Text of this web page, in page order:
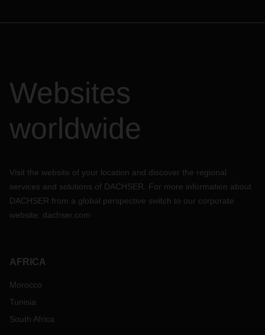
Websites
worldwide
Visit the website of your location and discover the regional
services and solutions of DACHSER. For more information about
DACHSER from a global perspective switch to our corporate
website: dachser.com
AFRICA
Morocco
Tunisia
South Africa